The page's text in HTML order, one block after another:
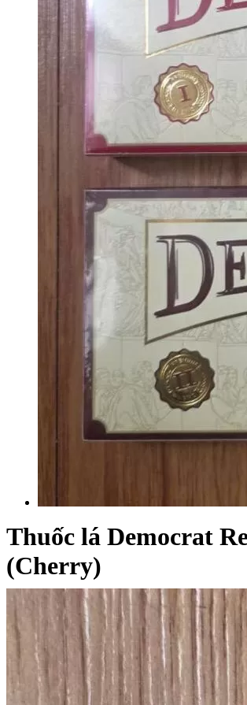
Thuốc lá Democrat
(Cherry)